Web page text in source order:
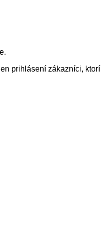
prihlásení zákazníci, ktorí